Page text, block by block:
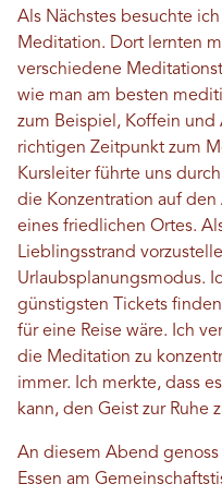
Als Nächstes besuchte
Meditation. Dort lernten
verschiedene
wie man am besten
zum Beispiel, Koffein
richtigen Zeitpunkt zum
Kursleiter führte uns
die Konzentration auf
eines friedlichen Ortes.
Lieblingsstrand
Urlaubsplanungsmodus.
günstigsten Tickets
für eine Reise wäre. Ich
die Meditation zu
immer. Ich merkte, dass
kann, den Geist zur Ruhe
An diesem Abend
Essen am